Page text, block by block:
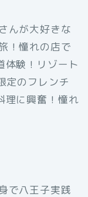
んが大好きな
！憧れの店で
体験！リゾート
定のフレンチ
理に興奮！憧れ
で八王子実践